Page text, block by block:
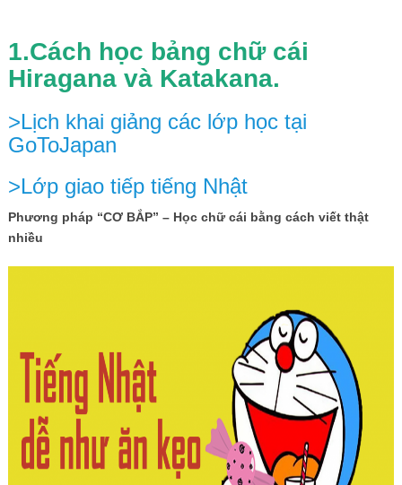
1.Cách học bảng chữ cái
Hiragana và Katakana.
>Lịch khai giảng các lớp học tại
GoToJapan
>Lớp giao tiếp tiếng Nhật
Phương pháp “CƠ BẮP” – Học chữ cái bằng cách viết thật
nhiều